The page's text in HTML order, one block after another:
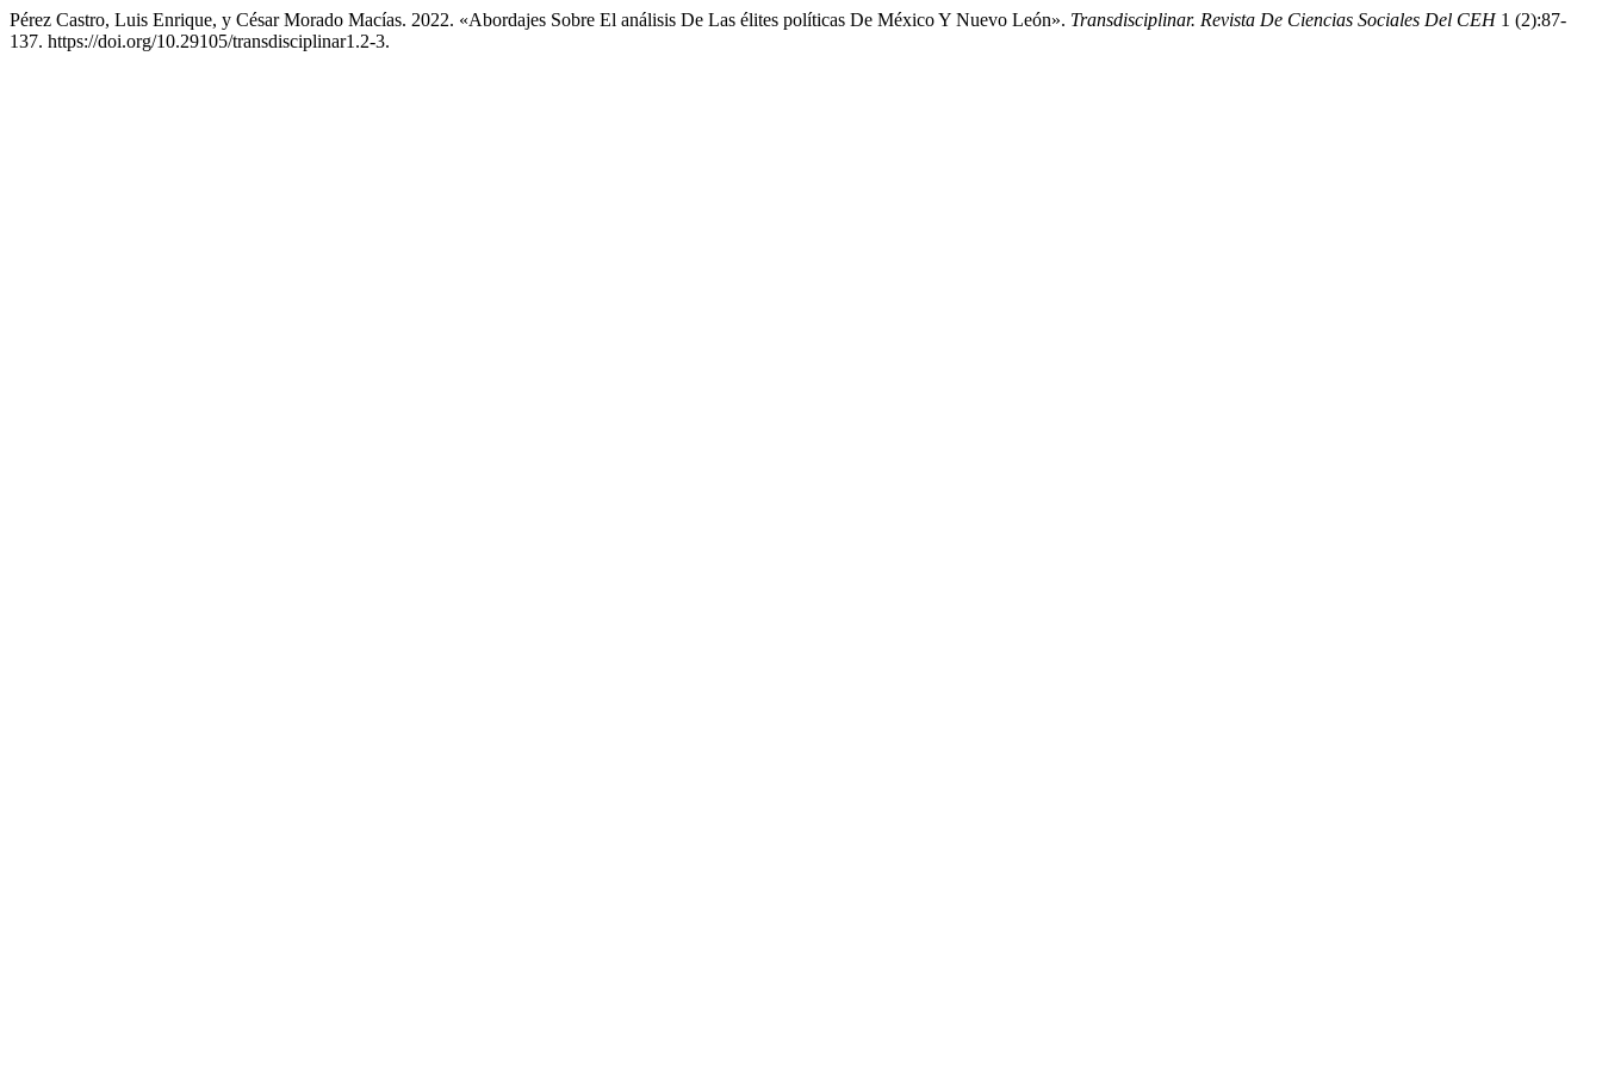
Pérez Castro, Luis Enrique, y César Morado Macías. 2022. «Abordajes Sobre El análisis De Las élites políticas De México Y Nuevo León». Transdisciplinar. Revista De Ciencias Sociales Del CEH1 (2):87-
137. https://doi.org/10.29105/transdisciplinar1.2-3.